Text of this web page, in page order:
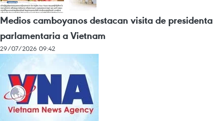
Medios camboyanos destacan visita de presidenta
parlamentaria a Vietnam
29/07/2026 09:42